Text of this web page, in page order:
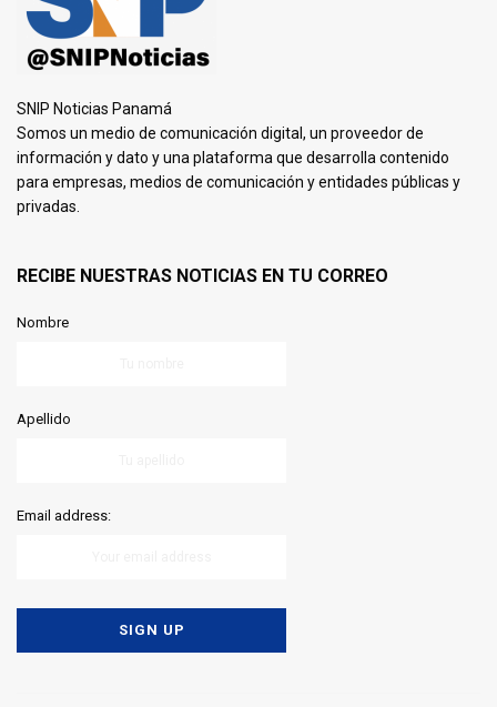
SNIP Noticias Panamá
Somos un medio de comunicación digital, un proveedor de
información y dato y una plataforma que desarrolla contenido
para empresas, medios de comunicación y entidades públicas y
privadas.
RECIBE NUESTRAS NOTICIAS EN TU CORREO
Nombre
Apellido
Email address: